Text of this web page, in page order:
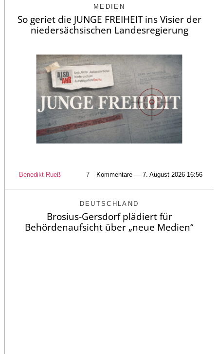
MEDIEN
So geriet die JUNGE FREIHEIT ins Visier der
niedersächsischen Landesregierung
Benedikt Rueß 7 Kommentare — 7. August 2026 16:56
DEUTSCHLAND
Brosius-Gersdorf plädiert für
Behördenaufsicht über „neue Medien“